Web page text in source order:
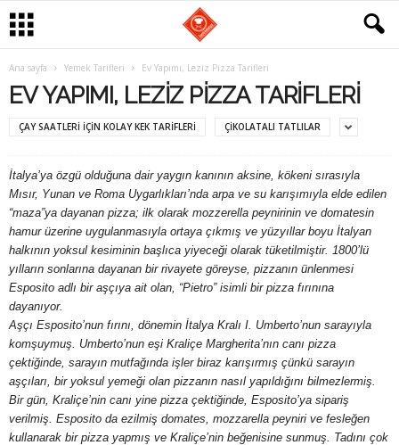
Ana sayfa Yemek Tarifleri Ev Yapımı, Leziz Pizza Tarifleri
EV YAPIMI, LEZIZ PIZZA TARIFLERI
ÇAY SAATLERI IÇIN KOLAY KEK TARIFLERI ÇIKOLATALI TATLILAR
İtalya’ya özgü olduğuna dair yaygın kanının aksine, kökeni sırasıyla
Mısır, Yunan ve Roma Uygarlıkları’nda arpa ve su karışımıyla elde edilen
“maza”ya dayanan pizza; ilk olarak mozzerella peynirinin ve domatesin
hamur üzerine uygulanmasıyla ortaya çıkmış ve yüzyıllar boyu İtalyan
halkının yoksul kesiminin başlıca yiyeceği olarak tüketilmiştir. 1800’lü
yılların sonlarına dayanan bir rivayete göreyse, pizzanın ünlenmesi
Esposito adlı bir aşçıya ait olan, “Pietro” isimli bir pizza fırınına
dayanıyor.
Aşçı Esposito’nun fırını, dönemin İtalya Kralı I. Umberto’nun sarayıyla
komşuymuş. Umberto’nun eşi Kraliçe Margherita’nın canı pizza
çektiğinde, sarayın mutfağında işler biraz karışırmış çünkü sarayın
aşçıları, bir yoksul yemeği olan pizzanın nasıl yapıldığını bilmezlermiş.
Bir gün, Kraliçe’nin canı yine pizza çektiğinde, Esposito’ya sipariş
verilmiş. Esposito da ezilmiş domates, mozzarella peyniri ve fesleğen
kullanarak bir pizza yapmış ve Kraliçe’nin beğenisine sunmuş. Tadını çok